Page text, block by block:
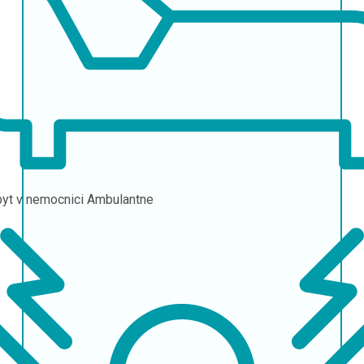
v nemocnici Ambulantne